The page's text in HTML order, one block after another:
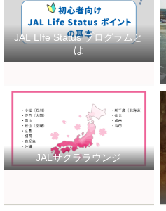
JAL LIfe Status プログラムと
は
JALサクララウンジ